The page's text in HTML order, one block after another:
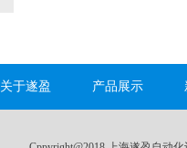
关于遂盈 产品展示